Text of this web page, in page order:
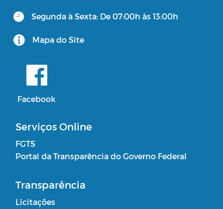
Segunda à Sexta: De 07:00h às 13:00h
Mapa do Site
Facebook
Serviços Online
FGTS
Portal da Transparência do Governo Federal
Transparência
Licitações